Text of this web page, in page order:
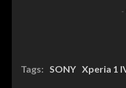
-
Tags: SONY Xperia 1